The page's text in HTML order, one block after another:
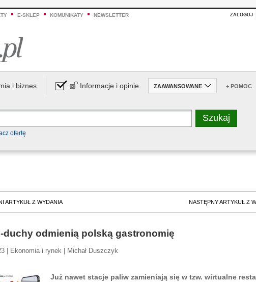
E-SKLEP KOMUNIKATY NEWSLETTER ZALOGUJ
i biznes Informacje i opinie ZAAWANSOWANE + POMOC
ofertę
ARTYKUŁ Z WYDANIA NASTĘPNY ARTYKUŁ Z
duchy odmienią polską gastronomię
| Ekonomia i rynek | Michał Duszczyk
Już nawet stacje paliw zamieniają się w tzw. wirtualne